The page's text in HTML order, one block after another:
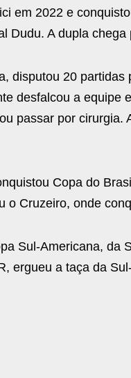
em 2022 e
Dudu. A dupla
disputou 20
desfalcou a equipe
passar por cirurgia.
Copa do
o Cruzeiro, onde
Sul-Americana, da
ergueu a taça da